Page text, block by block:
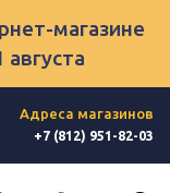
магазине
августа
Адреса магазинов
+7 (812) 951-82-03